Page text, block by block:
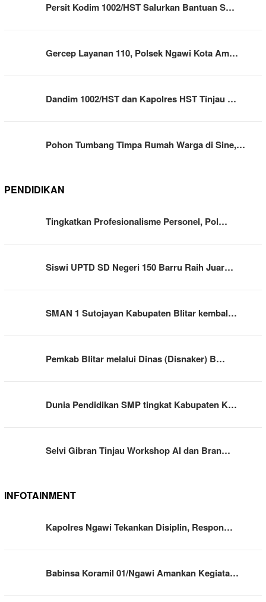
Persit Kodim 1002/HST Salurkan Bantuan S…
Gercep Layanan 110, Polsek Ngawi Kota Am…
Dandim 1002/HST dan Kapolres HST Tinjau …
Pohon Tumbang Timpa Rumah Warga di Sine,…
PENDIDIKAN
Tingkatkan Profesionalisme Personel, Pol…
Siswi UPTD SD Negeri 150 Barru Raih Juar…
SMAN 1 Sutojayan Kabupaten Blitar kembal…
Pemkab Blitar melalui Dinas (Disnaker) B…
Dunia Pendidikan SMP tingkat Kabupaten K…
Selvi Gibran Tinjau Workshop AI dan Bran…
INFOTAINMENT
Kapolres Ngawi Tekankan Disiplin, Respon…
Babinsa Koramil 01/Ngawi Amankan Kegiata…